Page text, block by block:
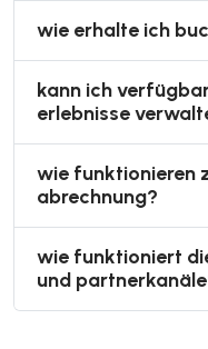
wie erhalte ich
kann ich
erlebnisse
wie funktionieren
abrechnung?
wie funktioniert
und